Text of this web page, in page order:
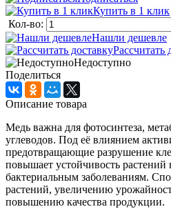
Купить в 1 клик
Кол-во:
Нашли дешевле
Рассчитать
Недоступно
Поделиться
Описание товара
Медь важна для фотосинтеза,
углеводов. Под её влиянием
предотвращающие разрушение
повышает устойчивость
бактериальным заболеваниям.
растений, увеличению
повышению качества продукции.